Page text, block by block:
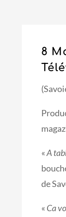
8
«A
de
« Ca